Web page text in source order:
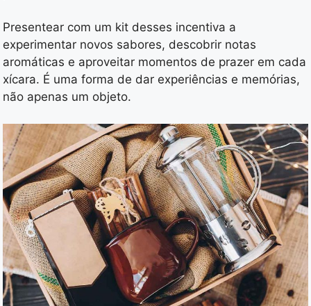
Presentear com um kit desses incentiva a
experimentar novos sabores, descobrir notas
aromáticas e aproveitar momentos de prazer em cada
xícara. É uma forma de dar experiências e memórias,
não apenas um objeto.